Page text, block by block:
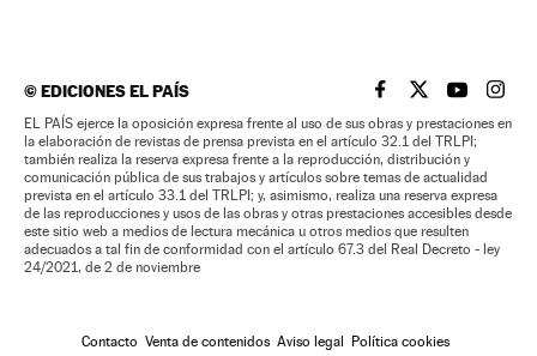
©EDICIONES EL PAÍS EL PAÍS BRASIL EN
EL PAÍSEL PAÍS
EL
EL PAÍS ejerce la oposición expresa frente al uso de sus obras y prestaciones en
la elaboración de revistas de prensa prevista en el artículo 32.1 del TRLPI;
también realiza la reserva expresa frente a la reproducción, distribución y
comunicación pública de sus trabajos y artículos sobre temas de actualidad
prevista en el artículo 33.1 del TRLPI; y, asimismo, realiza una reserva expresa
de las reproducciones y usos de las obras y otras prestaciones accesibles desde
este sitio web a medios de lectura mecánica u otros medios que resulten
adecuados a tal fin de conformidad con el artículo 67.3 del Real Decreto - ley
24/2021, de 2 de noviembre
Contacto Venta de contenidos Aviso legal Política cookies